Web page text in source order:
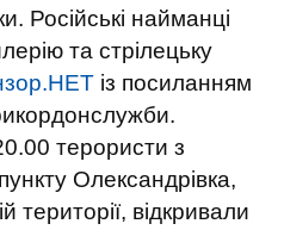
Російські найманці
та стрілецьку
із посиланням
терористи з
Олександрівка,
території, відкривали